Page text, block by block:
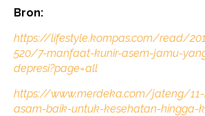
Bron:
https://lifestyle.kompas.com/read/
520/7-manfaat-kunir-asem-jamu-
depresi?page=all
https://www.merdeka.com/jateng/
asam-baik-untuk-kesehatan-hingga-